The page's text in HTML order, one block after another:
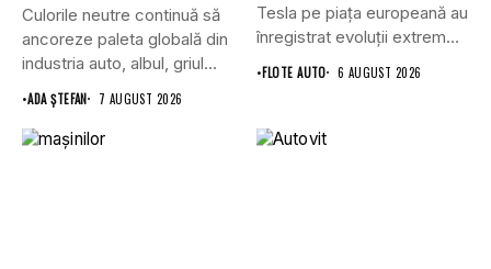
Culorile neutre continuă să
ancoreze paleta globală din
industria auto, albul, griul...
•ADA ȘTEFAN 7 AUGUST 2026
Tesla pe piața europeană au
înregistrat evoluții extrem
de...
•FLOTE AUTO 6 AUGUST 2026